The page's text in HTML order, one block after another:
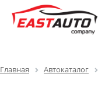
Главная Автокаталог